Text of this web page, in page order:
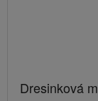
Dresinková